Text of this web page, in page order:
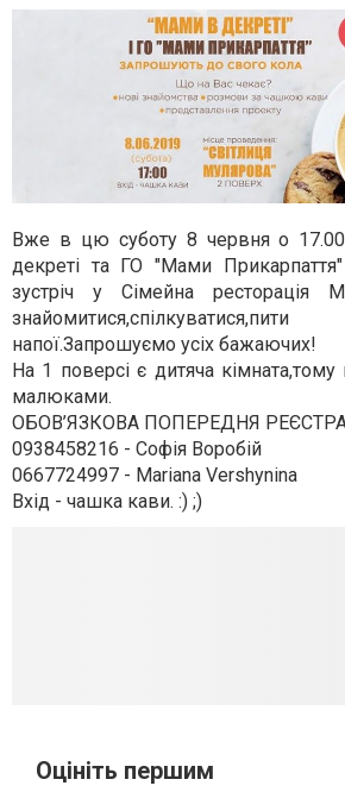
Вже в цю суботу 8 червня о
декреті та ГО "Мами
зустріч у Сімейна ресторація
напої.Запрошуємо усіх бажаючих!
На 1 поверсі є дитяча
малюками.
ОБОВ’ЯЗКОВА ПОПЕРЕДНЯ
0938458216 - Софія Воробій
0667724997 - Mariana Vershynina
Вхід - чашка кави. :) ;)
Оцініть першим